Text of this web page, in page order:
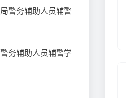
警务辅助人员辅警
务辅助人员辅警学